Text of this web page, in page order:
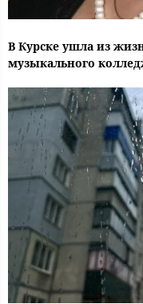
В Курске ушла из
музыкального